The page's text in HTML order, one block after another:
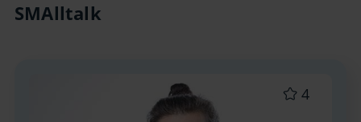
SMAlltalk
4